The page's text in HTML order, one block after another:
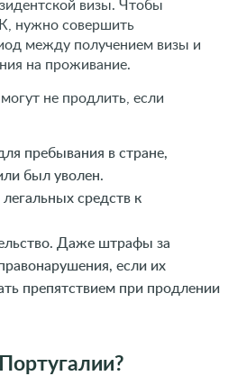
визы. Чтобы
нужно совершить
между получением визы и
на проживание.
не продлить, если
пребывания в стране,
был уволен.
средств к
Даже штрафы за
если их
препятствием при продлении